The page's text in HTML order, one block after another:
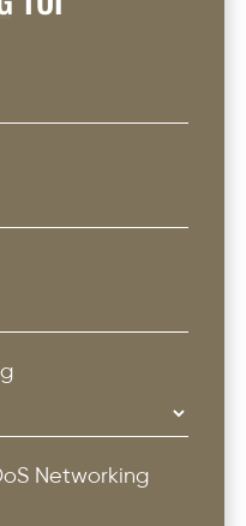
Networking